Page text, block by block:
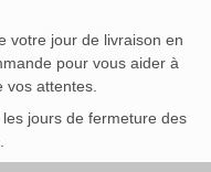
votre jour de livraison en
pour vous aider à
attentes.
jours de fermeture des